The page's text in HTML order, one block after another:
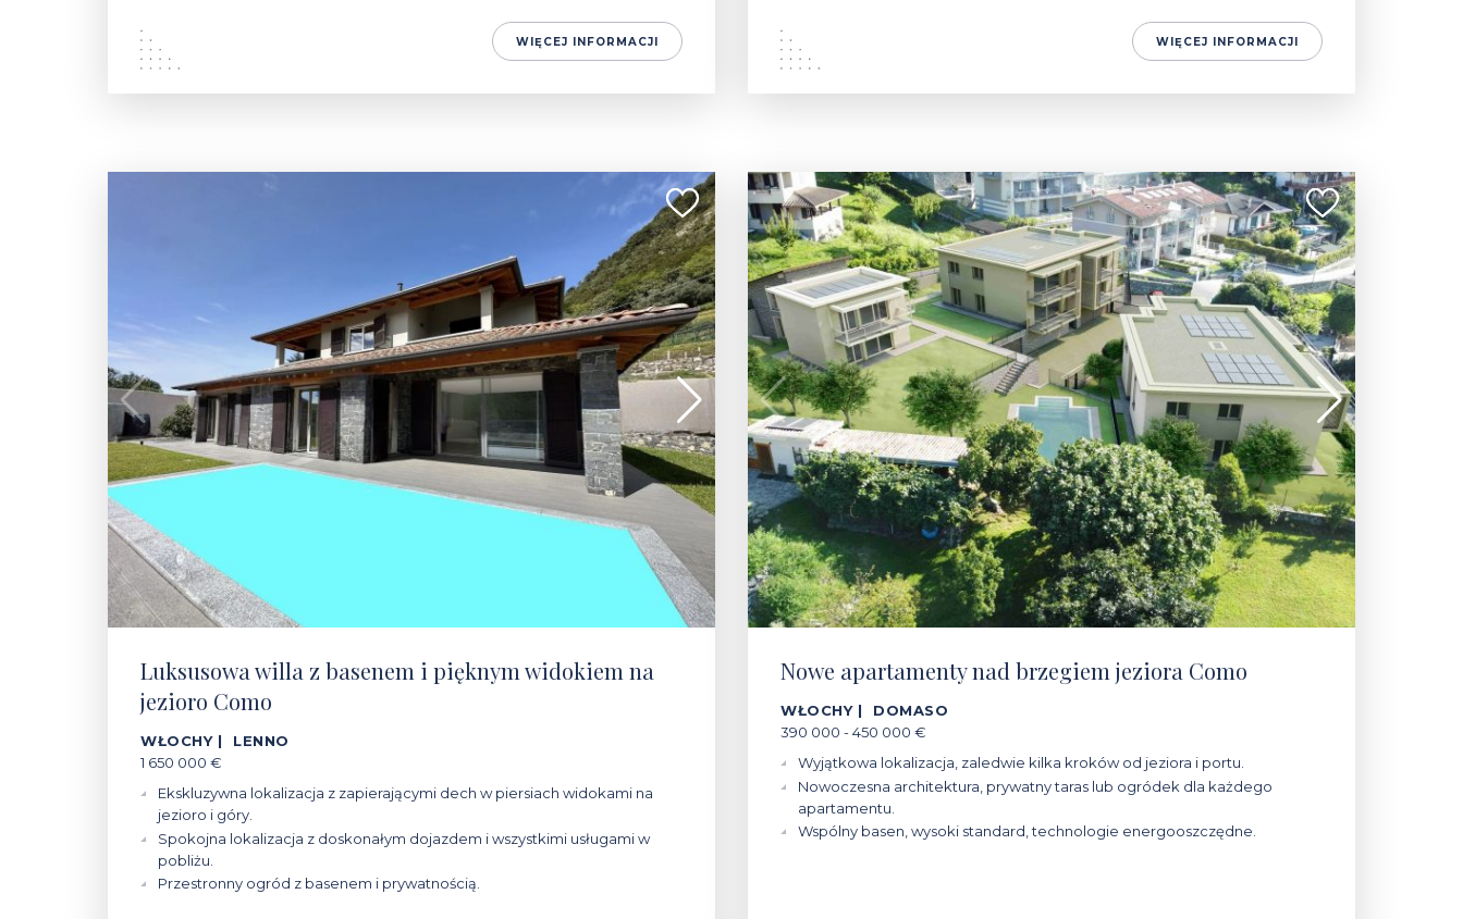
WIĘCEJ INFORMACJI WIĘCEJ INFORMACJI
Luksusowa willa z basenem i pięknym widokiem na
jezioro Como
WŁOCHY | LENNO
1 650 000 €
Ekskluzywna lokalizacja z zapierającymi dech w piersiach widokami na
jezioro i góry.
Spokojna lokalizacja z doskonałym dojazdem i wszystkimi usługami w
pobliżu.
Przestronny ogród z basenem i prywatnością.
390 000 - 450 000 €
Nowe apartamenty nad brzegiem jeziora Como
WŁOCHY | DOMASO
390 000 - 450 000 €
Wyjątkowa lokalizacja, zaledwie kilka kroków od jeziora i portu.
Nowoczesna architektura, prywatny taras lub ogródek dla każdego
apartamentu.
Wspólny basen, wysoki standard, technologie energooszczędne.